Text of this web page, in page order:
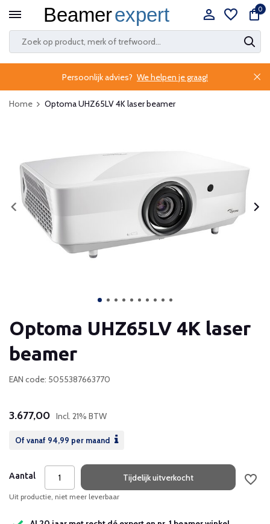
0
Persoonlijk advies? We helpen je graag!
Home Optoma UHZ65LV 4K laser beamer
Optoma UHZ65LV 4K laser
beamer
EAN code: 5055387663770
3.677,00 Incl. 21% BTW
Of vanaf 94,99 per maand
Aantal Tijdelijk uitverkocht
Uit productie, niet meer leverbaar